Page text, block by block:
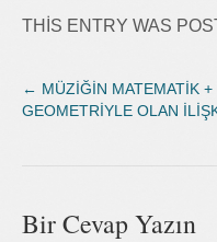
THIS ENTRY WAS
← MÜZİĞİN MATEMATİK +
GEOMETRİYLE OLAN
Bir Cevap Yazın